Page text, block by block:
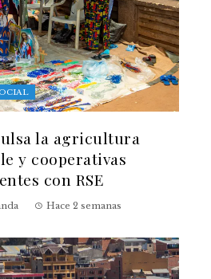
la agricultura
y cooperativas
con RSE
Hace 2 semanas